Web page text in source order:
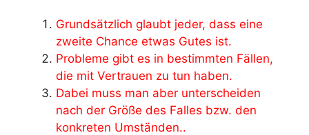
Grundsätzlich glaubt jeder, dass eine
zweite Chance etwas Gutes ist.
Probleme gibt es in bestimmten Fällen,
die mit Vertrauen zu tun haben.
Dabei muss man aber unterscheiden
nach der Größe des Falles bzw. den
konkreten Umständen..